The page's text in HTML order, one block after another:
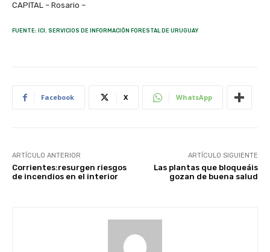
CAPITAL – Rosario –
FUENTE: ICI. SERVICIOS DE INFORMACIÓN FORESTAL DE URUGUAY
Facebook X WhatsApp
ARTÍCULO ANTERIOR
Corrientes:resurgen riesgos
de incendios en el interior
ARTÍCULO SIGUIENTE
Las plantas que bloqueáis
gozan de buena salud